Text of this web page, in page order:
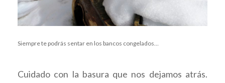
Siempre te podrás sentar en los bancos congelados…
Cuidado con la basura que nos dejamos atrás.